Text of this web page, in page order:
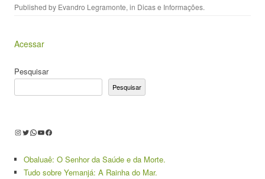
Published by Evandro Legramonte, in Dicas e Informações.
Acessar
Pesquisar
Pesquisar
Instagram
Twitter
WhatsApp
Youtube
Facebook
Obaluaê: O Senhor da Saúde e da Morte.
Tudo sobre Yemanjá: A Rainha do Mar.